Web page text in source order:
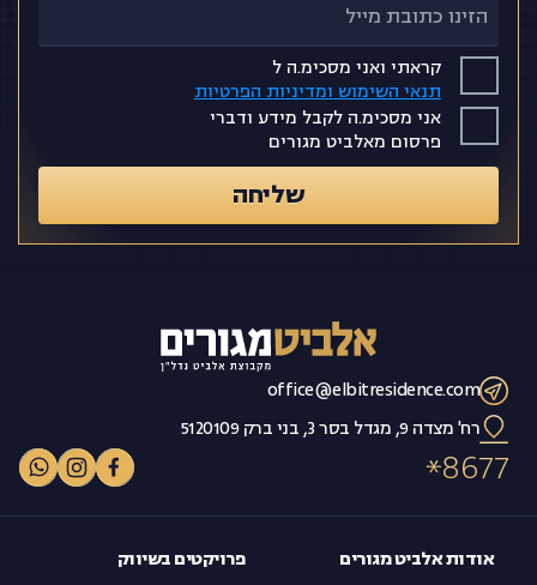
קראתי ואני מסכימ.ה ל
תנאי השימוש ומדיניות הפרטיות
אני מסכימ.ה לקבל מידע ודברי
פרסום מאלביט מגורים
שליחה
office@elbitresidence.com
רח' מצדה 9, מגדל בסר 3, בני ברק 5120109
8677
אודות אלביט מגורים
פרויקטים בשיווק